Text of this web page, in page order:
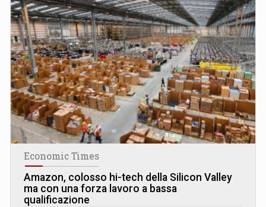
Economic Times
Amazon, colosso hi-tech della Silicon Valley
ma con una forza lavoro a bassa
qualificazione